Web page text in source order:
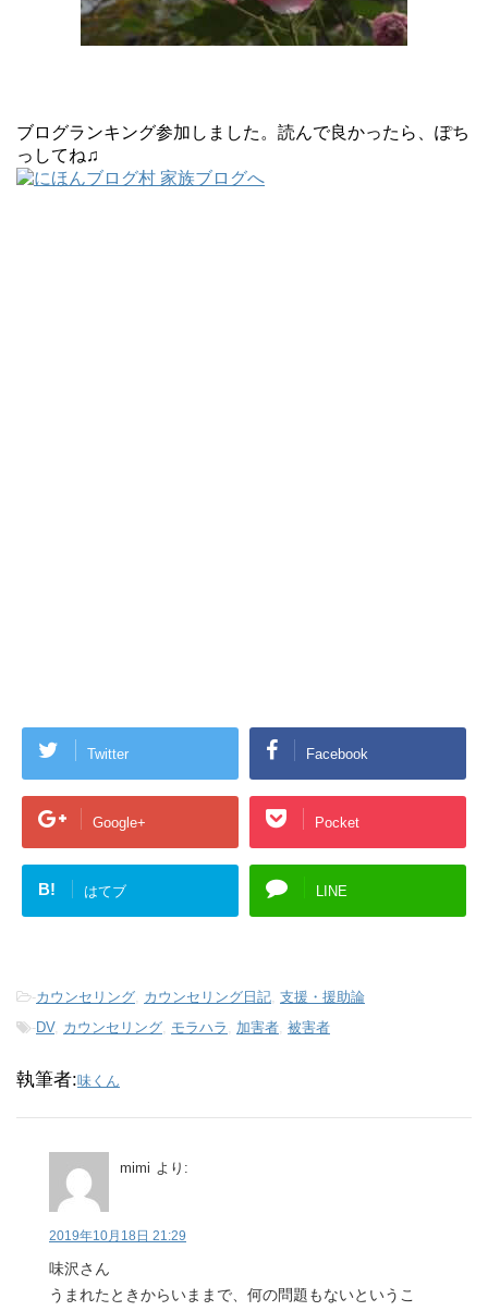
ブログランキング参加しました。読んで良かったら、ぽち
っしてね♫
Twitter Facebook
Google+ Pocket
B! はてブ LINE
-カウンセリング, カウンセリング日記, 支援・援助論
-DV, カウンセリング, モラハラ , 加害者, 被害者
執筆者:味くん
mimi より:
2019年10月18日 21:29
味沢さん
うまれたときからいままで、何の問題もないというこ